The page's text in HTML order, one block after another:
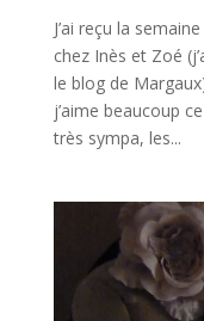
J’ai reçu la
chez Inès et Zoé
le blog de
j’aime beaucoup
très sympa, les...